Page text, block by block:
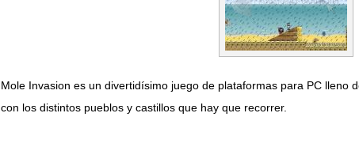
Mole Invasion es un divertidísimo juego de plataformas para PC lleno
con los distintos pueblos y castillos que hay que recorrer.